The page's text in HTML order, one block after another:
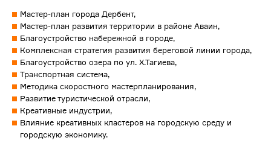
Мастер-план города Дербент,
Мастер-план развития территории в районе Аваин,
Благоустройство набережной в городе,
Комплексная стратегия развития береговой линии города,
Благоустройство озера по ул. Х.Тагиева,
Транспортная система,
Методика скоростного мастерпланирования,
Развитие туристической отрасли,
Креативные индустрии,
Влияние креативных кластеров на городскую среду и
городскую экономику.